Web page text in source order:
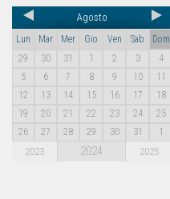
Agosto
Lun Mar Mer Gio Ven Sab
Dom
29
30 31 1 2 3
4
5
6 7 8 9 10
11
12
13 14 15 16 17
18
19
20 21 22 23 24
25
26
27 28 29 30 31 1
2023 2024 2025